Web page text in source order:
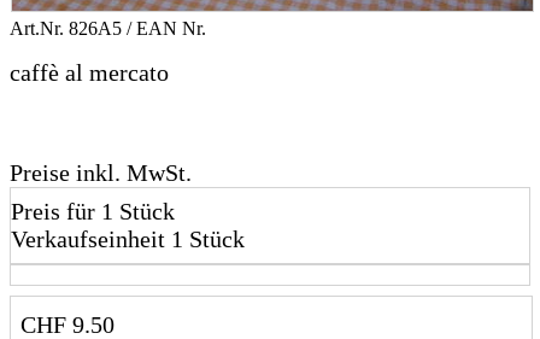
Art.Nr. 826A5 / EAN Nr.
caffè al mercato
Preise inkl. MwSt.
Preis für 1 Stück
Verkaufseinheit 1 Stück
CHF 9.50